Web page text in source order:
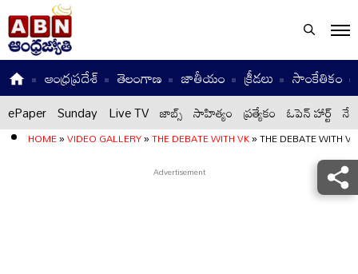
ఆంధ్రప్రదేశ్ తెలంగాణ జాతీయం క్రీడలు సాంకేతికం
ePaper Sunday Live TV జాబ్స్ సాహిత్యం ప్రత్యేకం ఓపెన్ హార్ట్
HOME»VIDEO GALLERY»THE DEBATE WITH VK»THE DEBATE WITH VK